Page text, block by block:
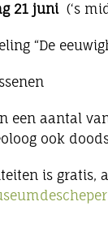
21 juni (‘s
“De
een aantal
ook
is